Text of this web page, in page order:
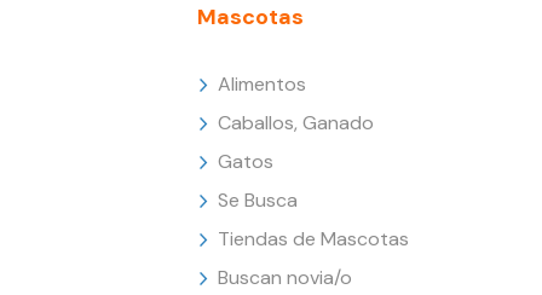
Mascotas
Alimentos
Caballos, Ganado
Gatos
Se Busca
Tiendas de Mascotas
Buscan novia/o